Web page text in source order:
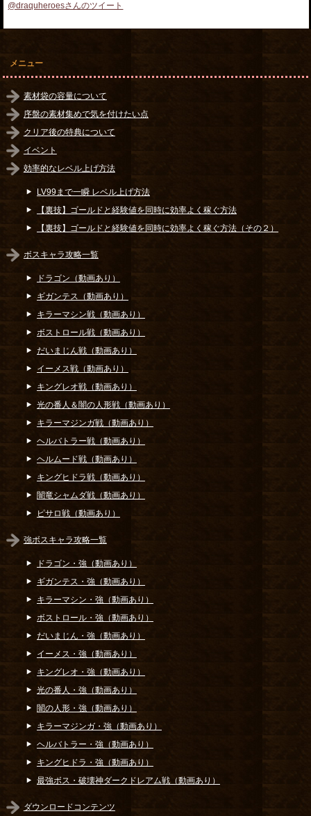
@draquheroesさんのツイート
メニュー
素材袋の容量について
序盤の素材集めで気を付けたい点
クリア後の特典について
イベント
効率的なレベル上げ方法
LV99まで一瞬 レベル上げ方法
【裏技】ゴールドと経験値を同時に効率よく稼ぐ方法
【裏技】ゴールドと経験値を同時に効率よく稼ぐ方法（その２）
ボスキャラ攻略一覧
ドラゴン（動画あり）
ギガンテス（動画あり）
キラーマシン戦（動画あり）
ボストロール戦（動画あり）
だいまじん戦（動画あり）
イーメス戦（動画あり）
キングレオ戦（動画あり）
光の番人＆闇の人形戦（動画あり）
キラーマジンガ戦（動画あり）
ヘルバトラー戦（動画あり）
ヘルムード戦（動画あり）
キングヒドラ戦（動画あり）
闇竜シャムダ戦（動画あり）
ピサロ戦（動画あり）
強ボスキャラ攻略一覧
ドラゴン・強（動画あり）
ギガンテス・強（動画あり）
キラーマシン・強（動画あり）
ボストロール・強（動画あり）
だいまじん・強（動画あり）
イーメス・強（動画あり）
キングレオ・強（動画あり）
光の番人・強（動画あり）
闇の人形・強（動画あり）
キラーマジンガ・強（動画あり）
ヘルバトラー・強（動画あり）
キングヒドラ・強（動画あり）
最強ボス・破壊神ダークドレアム戦（動画あり）
ダウンロードコンテンツ